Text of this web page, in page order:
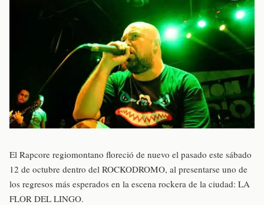
El Rapcore regiomontano floreció de nuevo el pasado este sábado
12 de octubre dentro del ROCKODROMO, al presentarse uno de
los regresos más esperados en la escena rockera de la ciudad: LA
FLOR DEL LINGO.